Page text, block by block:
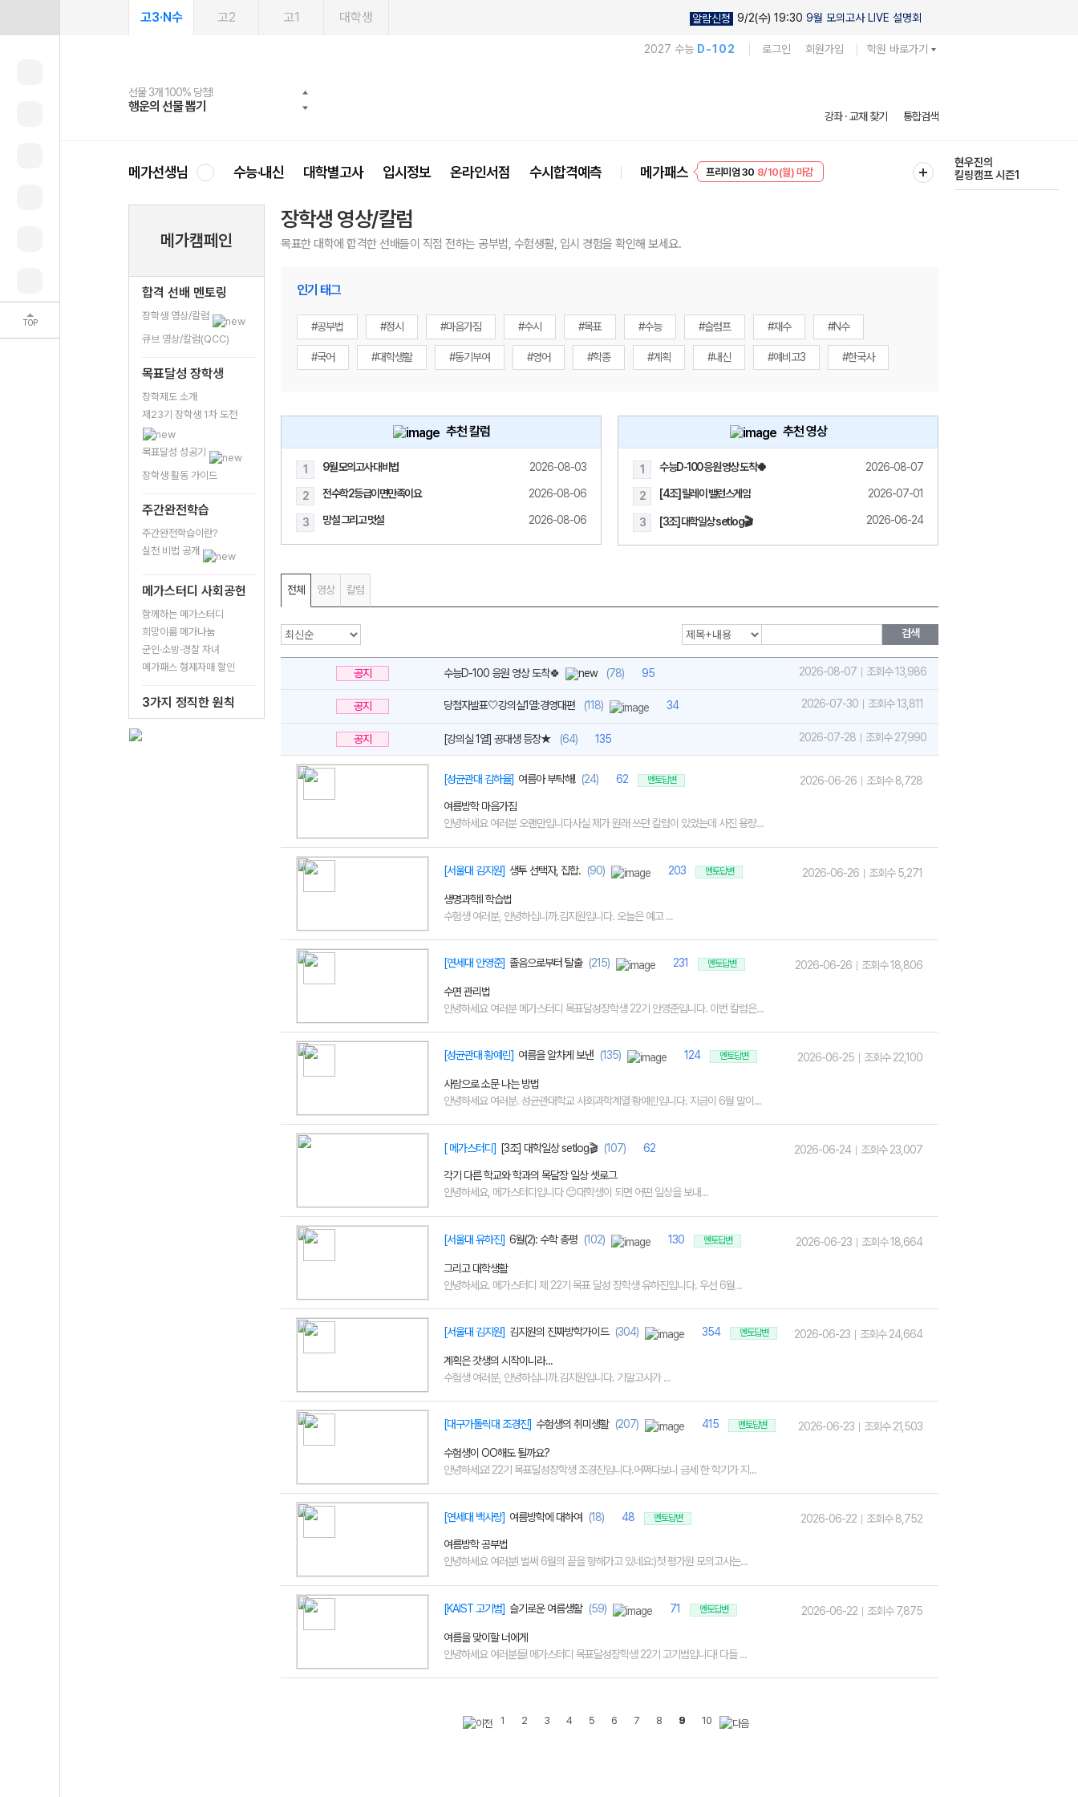
TOP
고3·N수 고2 고1 대학생 알람신청 9/2(수) 19:30 9월 모의고사 LIVE 설명회
2027 수능 D-102 로그인 회원가입 학원 바로가기
선물 3개 100% 당첨!
행운의 선물 뽑기
선물 100% 증정!
메가스터디 X 올리브
여름방학 스터디 캐시백
메가런 썸머스쿨
2027 러셀 단과
강사 공개선발
스마트러닝앱
설문 EVENT
메가패스
3일 무료 체험권
메가패스 수강생 무료혜택!
메가클럽 멤버십
사회공헌 캠페인
희망이룸 메가나눔
강좌 · 교재 찾기 통합검색
메가선생님 수능·내신 대학별고사 입시정보 온라인서점 수시합격예측 메가패스
프리미엄 30 8/10(월) 마감
현우진의
킬링캠프 시즌1
메가캠페인
합격 선배 멘토링
장학생 영상/칼럼
큐브 영상/칼럼(QCC)
목표달성 장학생
장학제도 소개
제23기 장학생 1차 도전
목표달성 성공기
장학생 활동 가이드
주간완전학습
주간완전학습이란?
실천 비법 공개
메가스터디 사회공헌
함께하는 메가스터디
희망이룸 메가나눔
군인·소방·경찰 자녀
메가패스 형제자매 할인
3가지 정직한 원칙
장학생 영상/칼럼
목표한 대학에 합격한 선배들이 직접 전하는 공부법, 수험생활, 입시 경험을 확인해 보세요.
인기 태그
#공부법 #정시 #마음가짐 #수시 #목표 #수능 #슬럼프 #재수 #N수
#국어 #대학생활 #동기부여 #영어 #학종 #계획 #내신 #예비고3 #한국사
추천 칼럼
1 9월 모의고사 대비법 2026-08-03
2 전수학2등급이면만족이요 2026-08-06
3 망설 그리고 멋설 2026-08-06
추천 영상
1 수능D-100 응원 영상 도착🍀 2026-08-07
2 [4조] 릴레이 밸런스게임 2026-07-01
3 [3조] 대학일상 setlog🎬 2026-06-24
전체 영상 칼럼
검색
공지 수능D-100 응원 영상 도착🍀 (78) 95 2026-08-07 조회수 13,986
공지 당첨자발표🤍강의실1열:경영대편 (118) 34 2026-07-30 조회수 13,811
공지 [강의실 1열] 공대생 등장★ (64) 135 2026-07-28 조회수 27,990
[성균관대 김하율] 여름아 부탁해! (24) 62 멘토답변
여름방학 마음가짐
안녕하세요 여러분 오랜만입니다사실 제가 원래 쓰던 칼럼이 있었는데 사진 용량...
2026-06-26 조회수 8,728
[서울대 김지원] 생투 선택자, 집합. (90) 203 멘토답변
생명과학Ⅱ 학습법
수험생 여러분, 안녕하십니까.김지원입니다. 오늘은 예고 ...
2026-06-26 조회수 5,271
[연세대 안영준] 졸음으로부터 탈출 (215) 231 멘토답변
수면 관리법
안녕하세요 여러분 메가스터디 목표달성장학생 22기 안영준입니다. 이번 칼럼은...
2026-06-26 조회수 18,806
[성균관대 황예린] 여름을 알차게 보낸 (135) 124 멘토답변
사람으로 소문 나는 방법
안녕하세요 여러분. 성균관대학교 사회과학계열 황예린입니다. 지금이 6월 말이...
2026-06-25 조회수 22,100
[ 메가스터디] [3조] 대학일상 setlog🎬 (107) 62
각기 다른 학교와 학과의 목달장 일상 셋로그
안녕하세요, 메가스터디입니다 😊대학생이 되면 어떤 일상을 보내...
2026-06-24 조회수 23,007
[서울대 유하진] 6월(2): 수학 총평 (102) 130 멘토답변
그리고 대학생활
안녕하세요. 메가스터디 제 22기 목표 달성 장학생 유하진입니다. 우선 6월...
2026-06-23 조회수 18,664
[서울대 김지원] 김지원의 진짜방학가이드 (304) 354 멘토답변
계획은 갓생의 시작이니라...
수험생 여러분, 안녕하십니까.김지원입니다. 기말고사가 ...
2026-06-23 조회수 24,664
[대구가톨릭대 조경진] 수험생의 취미생활 (207) 415 멘토답변
수험생이 OO해도 될까요?
안녕하세요! 22기 목표달성장학생 조경진입니다.어쩌다보니 금세 한 학기가 지...
2026-06-23 조회수 21,503
[연세대 백사랑] 여름방학에 대하여 (18) 48 멘토답변
여름방학 공부법
안녕하세요 여러분! 벌써 6월의 끝을 향해가고 있네요:)첫 평가원 모의고사는...
2026-06-22 조회수 8,752
[KAIST 고기범] 슬기로운 여름생활 (59) 71 멘토답변
여름을 맞이할 너에게
안녕하세요 여러분들! 메가스터디 목표달성장학생 22기 고기범입니다! 다들 ...
2026-06-22 조회수 7,875
1 2 3 4 5 6 7 8 9 10